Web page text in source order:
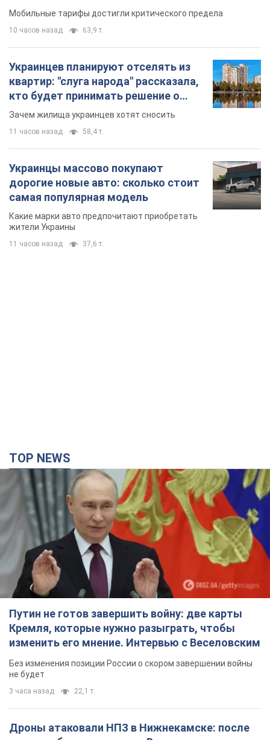
Мобильные тарифы достигли критического предела
10 часов назад 63,9 т.
Украинцев планируют отселять из
квартир: "слуга народа" рассказала,
кто будет принимать решение о
сносе домов
Зачем жилища украинцев хотят сносить
11 часов назад 58,4 т.
Украинцы массово покупают
дорогие новые авто: сколько стоит
самая популярная модель
Какие марки авто предпочитают приобретать
жители Украины
11 часов назад 37,6 т.
TOP NEWS
Путин не готов завершить войну: две карты
Кремля, которые нужно разыграть, чтобы
изменить его мнение. Интервью с Веселовским
Без изменения позиции России о скором завершении войны
не будет
3 часа назад 22,1 т.
Дроны атаковали НПЗ в Нижнекамске: после